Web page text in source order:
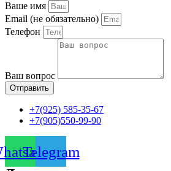
Ваше имя
Email (не обязательно)
Телефон
Ваш вопрос
Отправить
+7(925) 585-35-67
+7(905)550-99-90
Telegram